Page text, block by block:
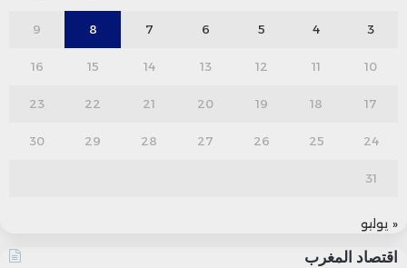
3
4
5
6
7
8
9
10
11
12
13
14
15
16
17
18
19
20
21
22
23
24
25
26
27
28
29
30
31
« يوليو
اقتصاد المغرب